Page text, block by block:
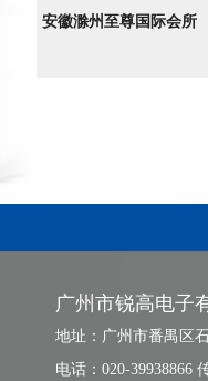
安徽滁州至尊国际会所
广州市锐高电子
地址：广州市番禺区
电话：020-39938866